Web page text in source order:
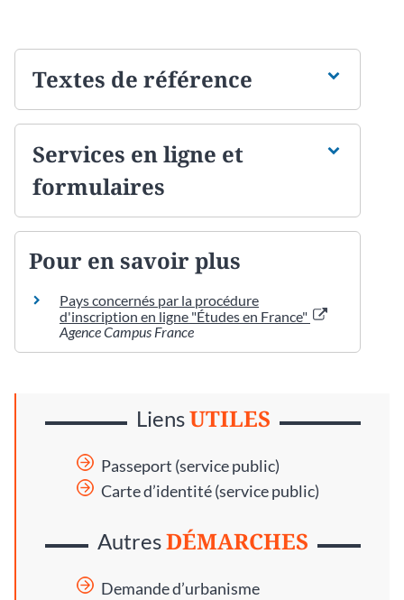
Textes de référence
Services en ligne et
formulaires
Pour en savoir plus
Pays concernés par la procédure
d'inscription en ligne "Études en France"
Agence Campus France
LiensUTILES
Passeport (service public)
Carte d’identité (service public)
AutresDÉMARCHES
Demande d’urbanisme